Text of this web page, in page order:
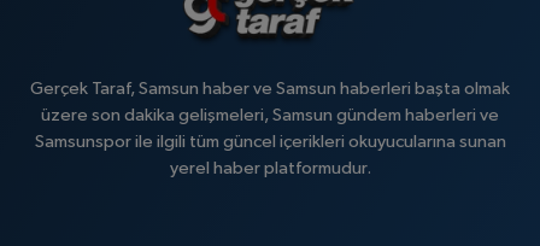
Gerçek Taraf, Samsun haber ve Samsun haberleri başta olmak
üzere son dakika gelişmeleri, Samsun gündem haberleri ve
Samsunspor ile ilgili tüm güncel içerikleri okuyucularına sunan
yerel haber platformudur.